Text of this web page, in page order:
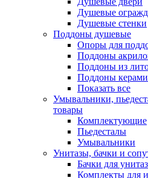
Душевые
Душевые стенки
Поддоны душевые
Опоры для
Поддоны
Поддоны из
Поддоны
Показать все
Умывальники,
товары
Комплектующие
Пьедесталы
Умывальники
Унитазы, бачки и
Бачки для
Комплекты для